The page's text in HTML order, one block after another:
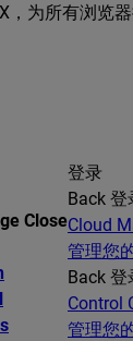
，为所有浏览
Close
登录
Back 登
Cloud
管理您
Back 登
Control
管理您